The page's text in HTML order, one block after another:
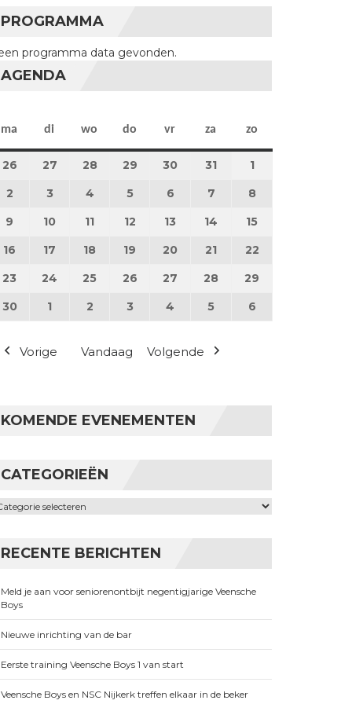
PROGRAMMA
programma data gevonden.
AGENDA
ma maandag
di dinsdag
wo woensdag
do donderdag
vr vrijdag
za zaterdag
zo
26 26 mei 2025
27 27 mei 2025
28 28 mei 2025
29 29 mei 2025
30 30 mei 2025
31 31 mei 2025
11 juni 2025
2 2 juni 2025
3 3 juni 2025
4 4 juni 2025
55 juni 2025
6 6 juni 2025
7 7 juni 2025
8
9 9 juni 2025
10 10 juni 2025
11 11 juni 2025
12 12 juni 2025
13 13 juni 2025
14 14 juni 2025
15
16 16 juni 2025
17 17 juni 2025
18 18 juni 2025
19 19 juni 2025
20 20 juni 2025
21 21 juni 2025
22
23 23 juni 2025
24 24 juni 2025
25 25 juni 2025
26 26 juni 2025
27 27 juni 2025
28 28 juni 2025
29
30 30 juni 2025
1 1 juli 2025
2 2 juli 2025
3 3 juli 2025
4 4 juli 2025
5 5 juli 2025
6
Vorige Vandaag Volgende
KOMENDE EVENEMENTEN
CATEGORIEËN
RECENTE BERICHTEN
Meld je aan voor seniorenontbijt negentigjarige Veensche
Boys
Nieuwe inrichting van de bar
Eerste training Veensche Boys 1 van start
Veensche Boys en NSC Nijkerk treffen elkaar in de beker